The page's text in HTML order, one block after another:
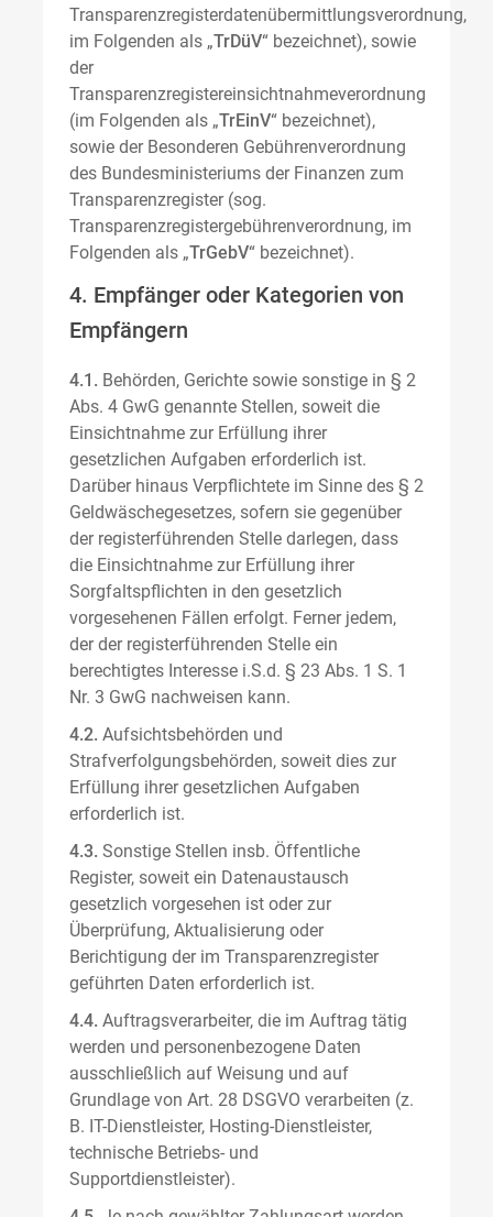
Transparenzregisterdatenübermittlungsverordnung,
im Folgenden als „TrDüV“ bezeichnet), sowie
der
Transparenzregistereinsichtnahmeverordnung
(im Folgenden als „TrEinV“ bezeichnet),
sowie der Besonderen Gebührenverordnung
des Bundesministeriums der Finanzen zum
Transparenzregister (sog.
Transparenzregistergebührenverordnung, im
Folgenden als „TrGebV“ bezeichnet).
4. Empfänger oder Kategorien von
Empfängern
4.1. Behörden, Gerichte sowie sonstige in § 2
Abs. 4 GwG genannte Stellen, soweit die
Einsichtnahme zur Erfüllung ihrer
gesetzlichen Aufgaben erforderlich ist.
Darüber hinaus Verpflichtete im Sinne des § 2
Geldwäschegesetzes, sofern sie gegenüber
der registerführenden Stelle darlegen, dass
die Einsichtnahme zur Erfüllung ihrer
Sorgfaltspflichten in den gesetzlich
vorgesehenen Fällen erfolgt. Ferner jedem,
der der registerführenden Stelle ein
berechtigtes Interesse i.S.d. § 23 Abs. 1 S. 1
Nr. 3 GwG nachweisen kann.
4.2. Aufsichtsbehörden und
Strafverfolgungsbehörden, soweit dies zur
Erfüllung ihrer gesetzlichen Aufgaben
erforderlich ist.
4.3. Sonstige Stellen insb. Öffentliche
Register, soweit ein Datenaustausch
gesetzlich vorgesehen ist oder zur
Überprüfung, Aktualisierung oder
Berichtigung der im Transparenzregister
geführten Daten erforderlich ist.
4.4. Auftragsverarbeiter, die im Auftrag tätig
werden und personenbezogene Daten
ausschließlich auf Weisung und auf
Grundlage von Art. 28 DSGVO verarbeiten (z.
B. IT-Dienstleister, Hosting-Dienstleister,
technische Betriebs- und
Supportdienstleister).